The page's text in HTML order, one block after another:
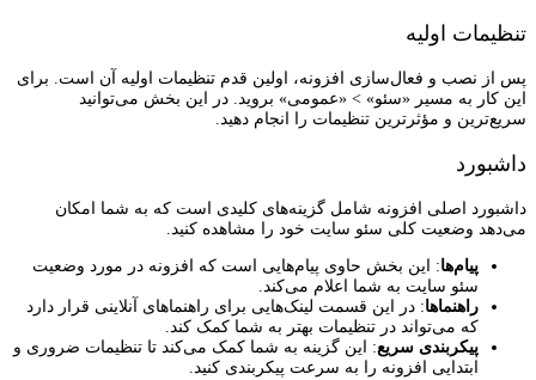
تنظیمات اولیه
پس از نصب و فعال‌سازی افزونه، اولین قدم تنظیمات اولیه آن است. برای
این کار به مسیر «سئو» > «عمومی» بروید. در این بخش می‌توانید
سریع‌ترین و مؤثرترین تنظیمات را انجام دهید.
داشبورد
داشبورد اصلی افزونه شامل گزینه‌های کلیدی است که به شما امکان
می‌دهد وضعیت کلی سئو سایت خود را مشاهده کنید.
پیام‌ها: این بخش حاوی پیام‌هایی است که افزونه در مورد وضعیت
سئو سایت به شما اعلام می‌کند.
راهنماها: در این قسمت لینک‌هایی برای راهنماهای آنلاینی قرار دارد
که می‌تواند در تنظیمات بهتر به شما کمک کند.
پیکربندی سریع: این گزینه به شما کمک می‌کند تا تنظیمات ضروری و
ابتدایی افزونه را به سرعت پیکربندی کنید.